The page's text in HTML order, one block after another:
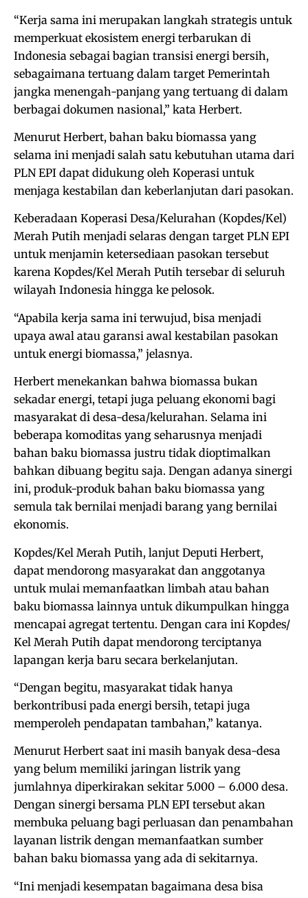
“Kerja sama ini merupakan langkah strategis untuk
memperkuat ekosistem energi terbarukan di
Indonesia sebagai bagian transisi energi bersih,
sebagaimana tertuang dalam target Pemerintah
jangka menengah-panjang yang tertuang di dalam
berbagai dokumen nasional,” kata Herbert.
Menurut Herbert, bahan baku biomassa yang
selama ini menjadi salah satu kebutuhan utama dari
PLN EPI dapat didukung oleh Koperasi untuk
menjaga kestabilan dan keberlanjutan dari pasokan.
Keberadaan Koperasi Desa/Kelurahan (Kopdes/Kel)
Merah Putih menjadi selaras dengan target PLN EPI
untuk menjamin ketersediaan pasokan tersebut
karena Kopdes/Kel Merah Putih tersebar di seluruh
wilayah Indonesia hingga ke pelosok.
“Apabila kerja sama ini terwujud, bisa menjadi
upaya awal atau garansi awal kestabilan pasokan
untuk energi biomassa,” jelasnya.
Herbert menekankan bahwa biomassa bukan
sekadar energi, tetapi juga peluang ekonomi bagi
masyarakat di desa-desa/kelurahan. Selama ini
beberapa komoditas yang seharusnya menjadi
bahan baku biomassa justru tidak dioptimalkan
bahkan dibuang begitu saja. Dengan adanya sinergi
ini, produk-produk bahan baku biomassa yang
semula tak bernilai menjadi barang yang bernilai
ekonomis.
Kopdes/Kel Merah Putih, lanjut Deputi Herbert,
dapat mendorong masyarakat dan anggotanya
untuk mulai memanfaatkan limbah atau bahan
baku biomassa lainnya untuk dikumpulkan hingga
mencapai agregat tertentu. Dengan cara ini Kopdes/
Kel Merah Putih dapat mendorong terciptanya
lapangan kerja baru secara berkelanjutan.
“Dengan begitu, masyarakat tidak hanya
berkontribusi pada energi bersih, tetapi juga
memperoleh pendapatan tambahan,” katanya.
Menurut Herbert saat ini masih banyak desa-desa
yang belum memiliki jaringan listrik yang
jumlahnya diperkirakan sekitar 5.000 – 6.000 desa.
Dengan sinergi bersama PLN EPI tersebut akan
membuka peluang bagi perluasan dan penambahan
layanan listrik dengan memanfaatkan sumber
bahan baku biomassa yang ada di sekitarnya.
“Ini menjadi kesempatan bagaimana desa bisa